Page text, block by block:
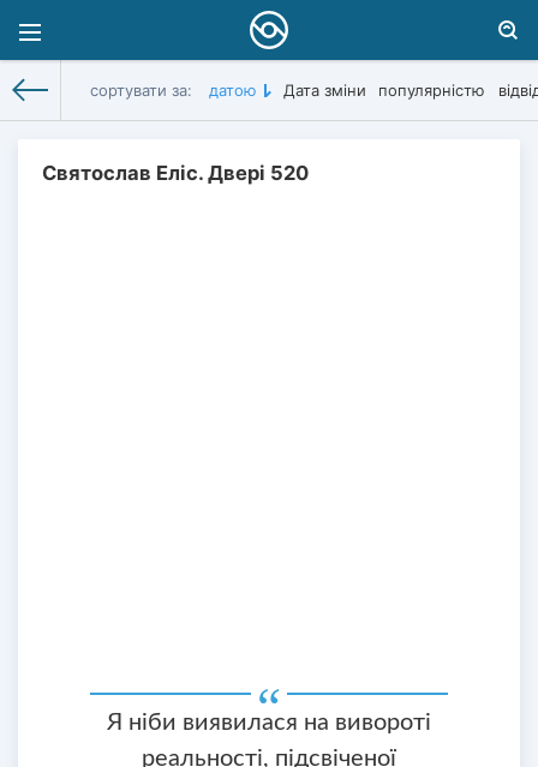
сортувати за: датою Дата зміни популярністю
Святослав Еліс. Двері 520
Я ніби виявилася на вивороті
реальності, підсвіченої